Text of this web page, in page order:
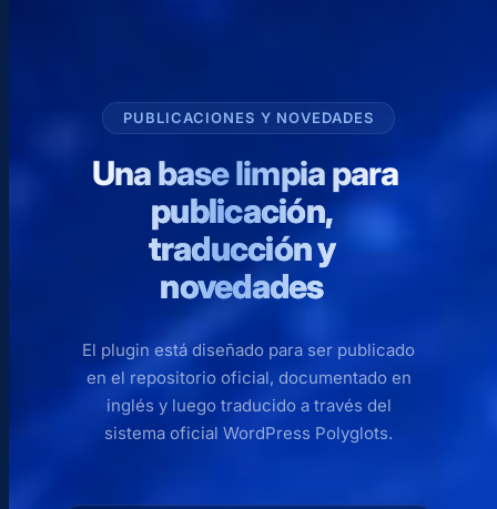
PUBLICACIONES Y NOVEDADES
Una base limpia para
publicación,
traducción y
novedades
El plugin está diseñado para ser publicado
en el repositorio oficial, documentado en
inglés y luego traducido a través del
sistema oficial WordPress Polyglots.